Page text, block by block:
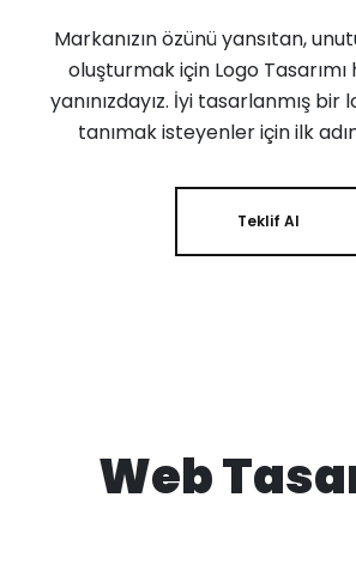
Markanızın özünü yansıtan,
oluşturmak için Logo
yanınızdayız. İyi tasarlanmış bir
tanımak isteyenler için ilk
Teklif Al
Web